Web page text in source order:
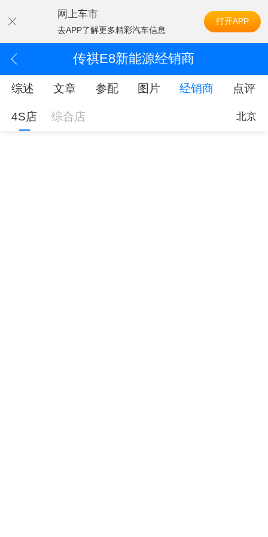
网上车市
去APP了解更多精彩汽车信息
打开APP
传祺E8新能源经销商
综述 文章 参配 图片 经销商 点评
4S店 综合店 北京